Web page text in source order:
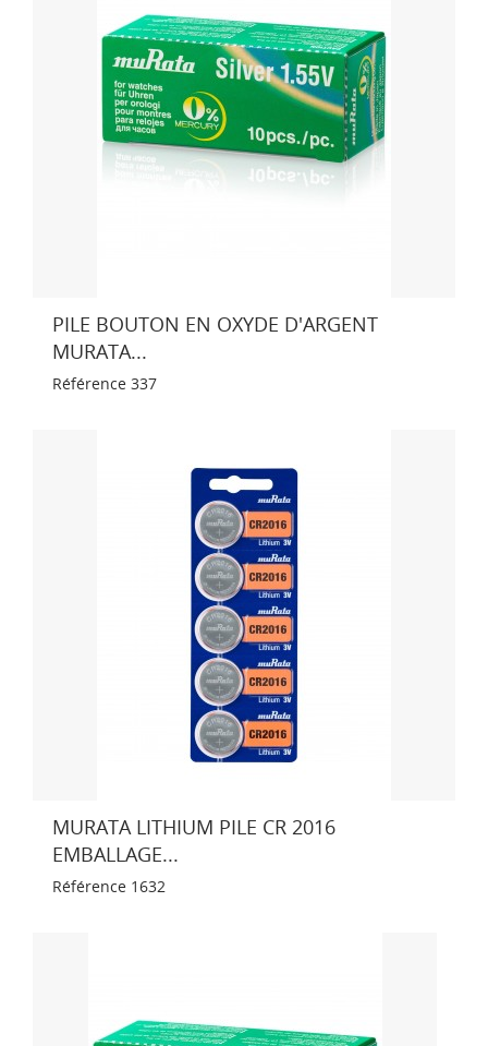
PILE BOUTON EN OXYDE D'ARGENT
MURATA...
Référence 337
MURATA LITHIUM PILE CR 2016
EMBALLAGE...
Référence 1632